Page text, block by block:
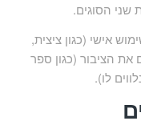
שני הסוגים.
אישי (כגון ציצית,
הציבור (כגון ספר
לו).